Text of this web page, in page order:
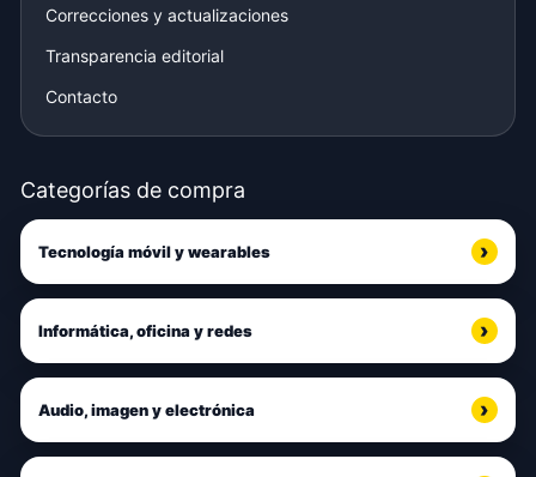
Correcciones y actualizaciones
Transparencia editorial
Contacto
Categorías de compra
Tecnología móvil y wearables
Informática, oficina y redes
Audio, imagen y electrónica